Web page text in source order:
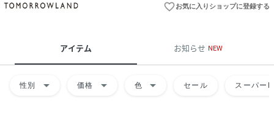
favorite_borderお気に入りショップに登録する
アイテム お知らせ NEW
性別 arrow_drop_down 価格 arrow_drop_down 色 arrow_drop_down セール スーパー